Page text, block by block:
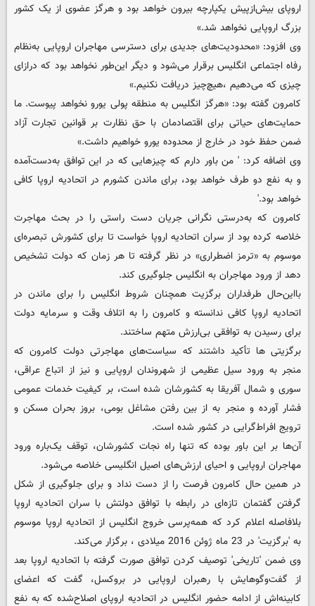
اروپای بیش‌ازپیش یکپارچه بیرون خواهد بود و هرگز عضوی از یک کشور
بزرگ اروپایی نخواهد شد.»
وی افزود: «محدودیت‌های جدیدی برای دسترسی مهاجران اروپایی به‌نظام
رفاه اجتماعی انگلیس برقرار می‌شود و دیگر این‌طور نخواهد بود که درازای
چیزی که می‌دهیم ،هیچ‌چیز دریافت نکنیم.»
کامرون گفته بود: «هرگز انگلیس به منطقه پولی یورو نخواهد پیوست. ما
حمایت‌های حیاتی برای اقتصادمان با حق نظارت بر قوانین تجارت آزاد
ضمن حفظ خود در خارج از محدوده یورو خواهیم داشت.»
وی اضافه کرد: ' من باور دارم که چیزهایی که در این توافق به‌دست‌آمده
و به نفع دو طرف خواهد بود، برای ماندن کشورم در اتحادیه اروپا کافی
خواهد بود.'
کامرون که به‌درستی نگرانی جریان دست راستی را در بحث مهاجرت
خلاصه کرده بود از سران اتحادیه اروپا خواست تا برای کشورش تبصره‌ای
موسوم به «ترمز اضطراری» در نظر گرفته تا هر زمان که دولت تشخیص
دهد از ورود مهاجران به انگلیس جلوگیری کند.
بااین‌حال طرفداران برگزیت همچنان شروط انگلیس را برای ماندن در
اتحادیه اروپا کافی ندانسته و کامرون را به اتلاف وقت و سرمایه دولت
برای رسیدن به توافقی بی‌ارزش متهم ساختند.
برگزیتی ها تأکید داشتند که سیاست‌های مهاجرتی دولت کامرون که
منجر به ورود سیل عظیمی از شهروندان اروپایی و نیز از اتباع عراقی،
سوری و شمال آفریقا به کشورشان شده است، بر کیفیت خدمات عمومی
فشار آورده و منجر به از بین رفتن مشاغل بومی، بروز بحران مسکن و
ترویج افراط‌گرایی در کشور شده است.
آن‌ها بر این باور بوده که تنها راه نجات کشورشان، توقف ‌یک‌باره ورود
مهاجران اروپایی و احیای ارزش‌های اصیل انگلیسی خلاصه می‌شود.
در همین حال کامرون فرصت را از دست نداد و برای جلوگیری از شکل
گرفتن گفتمان تازه‌ای در رابطه با توافق دولتش با سران اتحادیه اروپا
بلافاصله اعلام کرد که همه‌پرسی خروج انگلیس از اتحادیه اروپا موسوم
به 'برگزیت' در 23 ماه ژوئن 2016 میلادی ، برگزار می‌کند.
وی ضمن 'تاریخی' توصیف کردن توافق صورت گرفته با اتحادیه اروپا بعد
از گفت‌وگو‌هایش با رهبران اروپایی در بروکسل، گفت که اعضای
کابینه‌اش از ادامه حضور انگلیس در اتحادیه اروپای اصلاح‌شده که به نفع